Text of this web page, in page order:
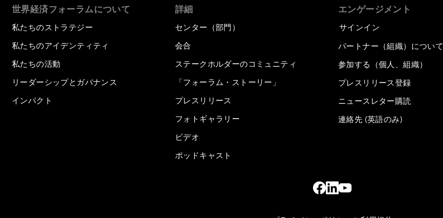
世界経済フォーラムについて
私たちのストラテジー
私たちのアイデンティティ
私たちの活動
リーダーシップとガバナンス
インパクト
詳細
センター（部門）
会合
ステークホルダーのコミュニティ
「フォーラム・ストーリー」
プレスリリース
フォトギャラリー
ビデオ
ポッドキャスト
エンゲージメント
サインイン
パートナー（組織）について
参加する（個人、組織）
プレスリリース登録
ニュースレター購読
連絡先 (英語のみ)